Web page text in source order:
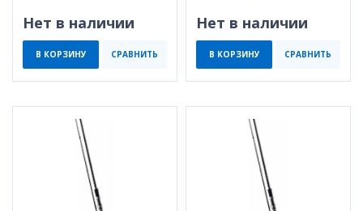
Нет в наличии
В КОРЗИНУ СРАВНИТЬ
Нет в наличии
В КОРЗИНУ СРАВНИТЬ